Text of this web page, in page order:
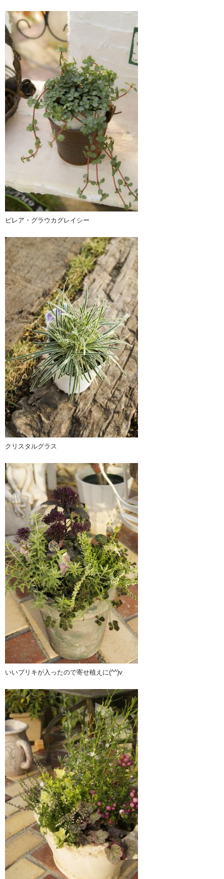
ピレア・グラウカグレイシー
クリスタルグラス
いいブリキが入ったので寄せ植えに(^^)v